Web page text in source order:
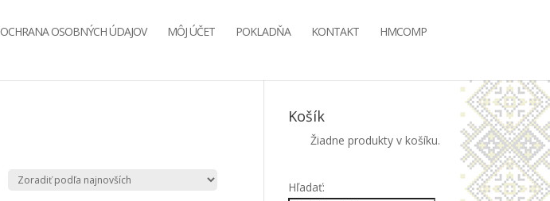
OCHRANA OSOBNÝCH ÚDAJOV MÔJ ÚČET POKLADŇA KONTAKT HMCOMP
Košík
Žiadne produkty v košíku.
Hľadať: